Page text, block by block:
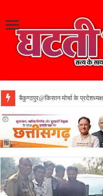
बैकुण्ठपुर@किसान मोर्चा के